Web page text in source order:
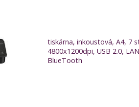
tiskárna, inkoustová, A4, 7
4800x1200dpi, USB 2.0,
BlueTooth